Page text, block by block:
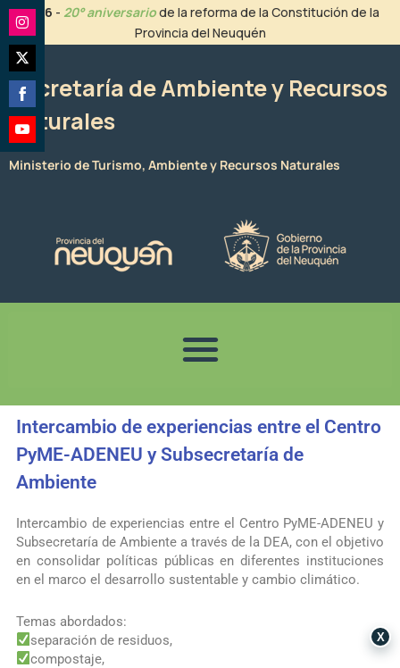
contenido
2026 - 20° aniversariode la reforma de la Constitución de la
Provincia del Neuquén
Secretaría de Ambiente y Recursos
Naturales
Ministerio de Turismo, Ambiente y Recursos Naturales
Intercambio de experiencias entre el Centro
PyME-ADENEU y Subsecretaría de
Ambiente
Intercambio de experiencias entre el Centro PyME-ADENEU y
Subsecretaría de Ambiente a través de la DEA, con el objetivo
en consolidar políticas públicas en diferentes instituciones
en el marco el desarrollo sustentabley cambio climático.
Temas abordados:
separación de residuos,
compostaje,
Share
on
Instagram
Share
on
Twitter
Share
on
Facebook
Share
on
X